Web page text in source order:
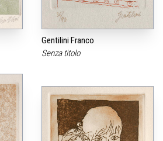
Gentilini Franco
Senza titolo